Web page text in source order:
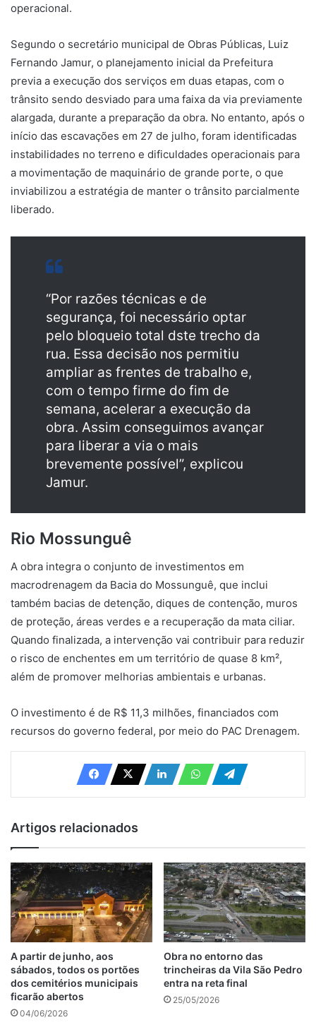
operacional.
Segundo o secretário municipal de Obras Públicas, Luiz
Fernando Jamur, o planejamento inicial da Prefeitura
previa a execução dos serviços em duas etapas, com o
trânsito sendo desviado para uma faixa da via previamente
alargada, durante a preparação da obra. No entanto, após o
início das escavações em 27 de julho, foram identificadas
instabilidades no terreno e dificuldades operacionais para
a movimentação de maquinário de grande porte, o que
inviabilizou a estratégia de manter o trânsito parcialmente
liberado.
“Por razões técnicas e de
segurança, foi necessário optar
pelo bloqueio total dste trecho da
rua. Essa decisão nos permitiu
ampliar as frentes de trabalho e,
com o tempo firme do fim de
semana, acelerar a execução da
obra. Assim conseguimos avançar
para liberar a via o mais
brevemente possível”, explicou
Jamur.
Rio Mossunguê
A obra integra o conjunto de investimentos em
macrodrenagem da Bacia do Mossunguê, que inclui
também bacias de detenção, diques de contenção, muros
de proteção, áreas verdes e a recuperação da mata ciliar.
Quando finalizada, a intervenção vai contribuir para reduzir
o risco de enchentes em um território de quase 8 km²,
além de promover melhorias ambientais e urbanas.
O investimento é de R$ 11,3 milhões, financiados com
recursos do governo federal, por meio do PAC Drenagem.
Artigos relacionados
A partir de junho, aos
sábados, todos os portões
dos cemitérios municipais
ficarão abertos
04/06/2026
Obra no entorno das
trincheiras da Vila São Pedro
entra na reta final
25/05/2026